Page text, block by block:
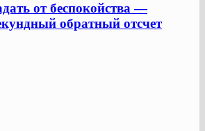
от беспокойства —
обратный отсчет